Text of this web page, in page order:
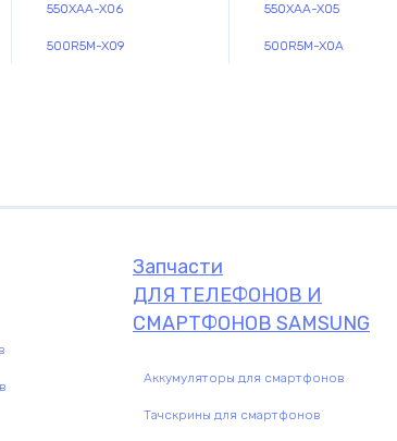
550XAA-X06 550XAA-X05
500R5M-X09 500R5M-X0A
Запчасти
ДЛЯ ТЕЛЕФОНОВ И
СМАРТФОНОВ SAMSUNG
Аккумуляторы для смартфонов
Тачскрины для смартфонов